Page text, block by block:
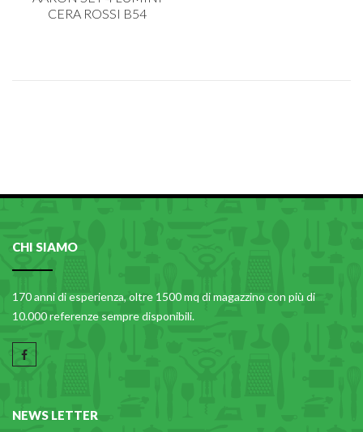
CERA ROSSI B54
CHI SIAMO
170 anni di esperienza, oltre 1500 mq di magazzino con più di
10.000 referenze sempre disponibili.
NEWS LETTER